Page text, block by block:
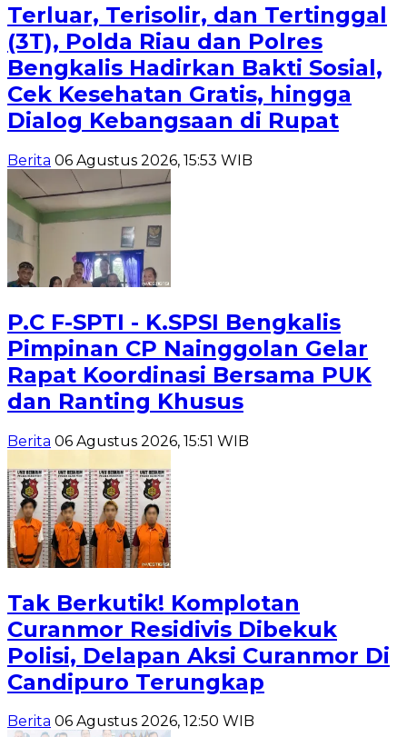
Terluar, Terisolir, dan Tertinggal
(3T), Polda Riau dan Polres
Bengkalis Hadirkan Bakti Sosial,
Cek Kesehatan Gratis, hingga
Dialog Kebangsaan di Rupat
Berita 06 Agustus 2026, 15:53 WIB
P.C F-SPTI - K.SPSI Bengkalis
Pimpinan CP Nainggolan Gelar
Rapat Koordinasi Bersama PUK
dan Ranting Khusus
Berita 06 Agustus 2026, 15:51 WIB
Tak Berkutik! Komplotan
Curanmor Residivis Dibekuk
Polisi, Delapan Aksi Curanmor Di
Candipuro Terungkap
Berita 06 Agustus 2026, 12:50 WIB